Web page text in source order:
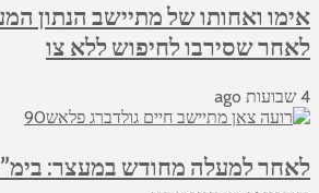
אימו ואחותו של מתיישב הנתון
לאחר שסירבו לחיפוש ללא צו
4 שבועות ago
לאחר למעלה מחודש במעצר: